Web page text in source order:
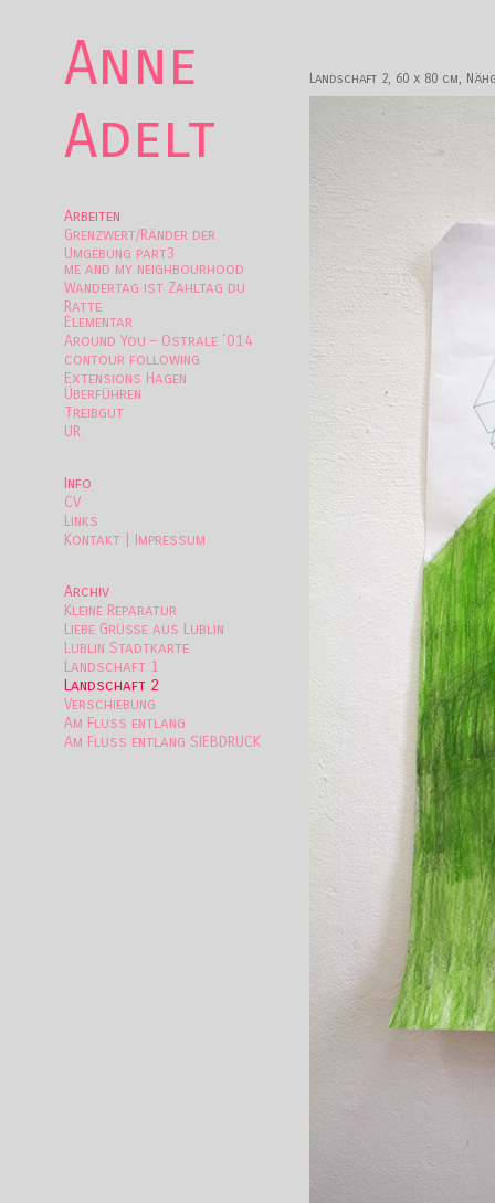
Anne
Adelt
Arbeiten
Grenzwert/Ränder der
Umgebung part3
me and my neighbourhood
Wandertag ist Zahltag du
Ratte
Elementar
Around You – Ostrale ´014
contour following
Extensions Hagen
Überführen
Treibgut
UR
Info
CV
Links
Kontakt | Impressum
Archiv
Kleine Reparatur
Liebe Grüße aus Lublin
Lublin Stadtkarte
Landschaft 1
Landschaft 2
Verschiebung
Am Fluss entlang
Am Fluss entlang SIEBDRUCK
Landschaft 2, 60 x 80 cm,